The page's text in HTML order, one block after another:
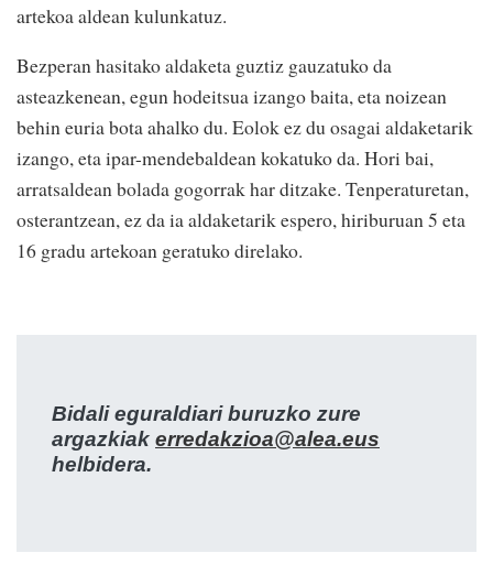
artekoa aldean kulunkatuz.
Bezperan hasitako aldaketa guztiz gauzatuko da
asteazkenean, egun hodeitsua izango baita, eta noizean
behin euria bota ahalko du. Eolok ez du osagai aldaketarik
izango, eta ipar-mendebaldean kokatuko da. Hori bai,
arratsaldean bolada gogorrak har ditzake. Tenperaturetan,
osterantzean, ez da ia aldaketarik espero, hiriburuan 5 eta
16 gradu artekoan geratuko direlako.
Bidali eguraldiari buruzko zure
argazkiak erredakzioa@alea.eus
helbidera.